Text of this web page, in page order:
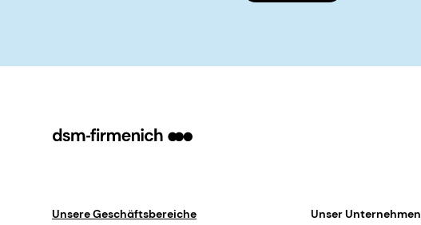
Unsere Geschäftsbereiche Unser Unternehmen